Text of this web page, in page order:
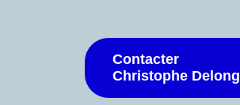
Contacter
Christophe Delong